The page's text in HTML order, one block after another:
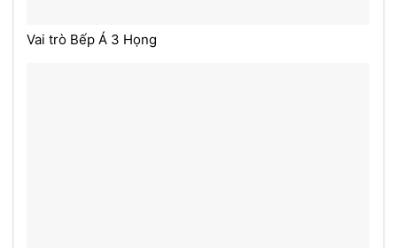
Vai trò Bếp Á 3 Họng